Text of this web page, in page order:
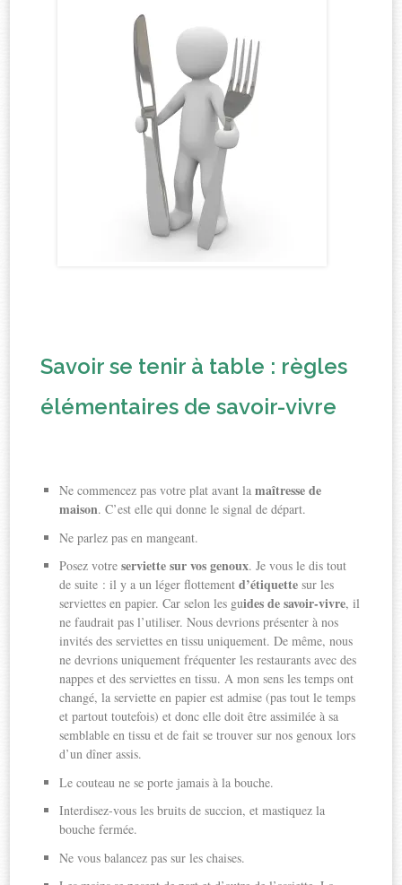
Savoir se tenir à table : règles
élémentaires de savoir-vivre
Ne commencez pas votre plat avant lamaîtresse de
maison. C’est elle qui donne le signal de départ.
Ne parlez pas en mangeant.
Posez votreserviette sur vos genoux. Je vous le dis tout
de suite : il y a un léger flottementd’étiquette sur les
serviettes en papier. Car selon les guides de savoir-vivre, il
ne faudrait pas l’utiliser. Nous devrions présenter à nos
invités des serviettes en tissu uniquement. De même, nous
ne devrions uniquement fréquenter les restaurants avec des
nappes et des serviettes en tissu. A mon sens les temps ont
changé, la serviette en papier est admise (pas tout le temps
et partout toutefois) et donc elle doit être assimilée à sa
semblable en tissu et de fait se trouver sur nos genoux lors
d’un dîner assis.
Le couteau ne se porte jamais à la bouche.
Interdisez-vous les bruits de succion, et mastiquez la
bouche fermée.
Ne vous balancez pas sur les chaises.